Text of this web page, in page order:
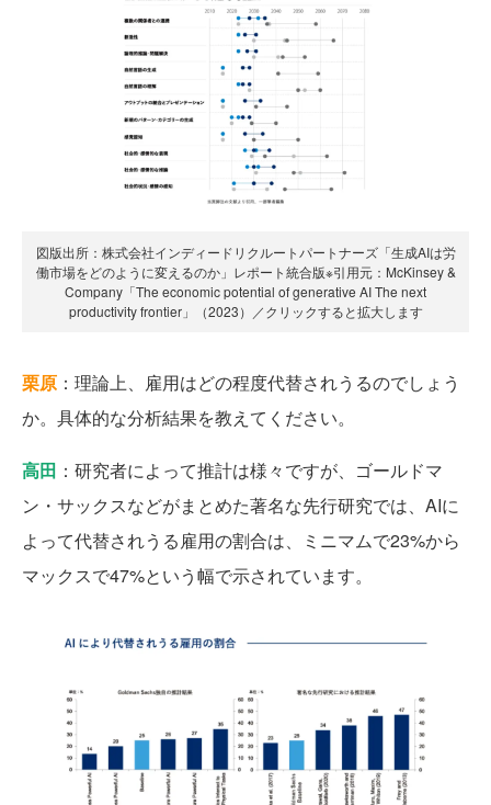
図版出所：株式会社インディードリクルートパートナーズ「生成AIは労
働市場をどのように変えるのか」レポート統合版※引用元：McKinsey &
Company「The economic potential of generative AI The next
productivity frontier」（2023）／クリックすると拡大します
栗原 ：理論上、雇用はどの程度代替されうるのでしょう
か。具体的な分析結果を教えてください。
高田 ：研究者によって推計は様々ですが、ゴールドマ
ン・サックスなどがまとめた著名な先行研究では、AIに
よって代替されうる雇用の割合は、ミニマムで23%から
マックスで47%という幅で示されています。